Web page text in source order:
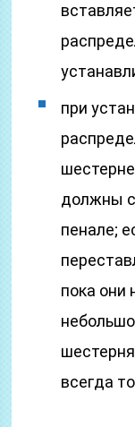
при
должны
пенале;
пока они
всегда